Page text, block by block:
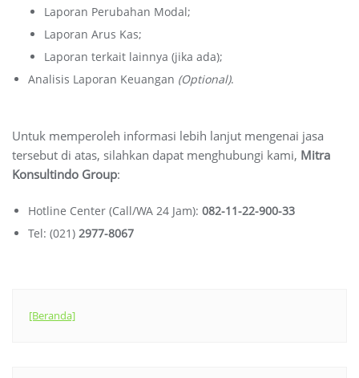
Laporan Perubahan Modal;
Laporan Arus Kas;
Laporan terkait lainnya (jika ada);
Analisis Laporan Keuangan (Optional).
Untuk memperoleh informasi lebih lanjut mengenai jasa
tersebut di atas, silahkan dapat menghubungi kami, Mitra
Konsultindo Group:
Hotline Center (Call/WA 24 Jam): 082-11-22-900-33
Tel: (021) 2977-8067
[Beranda]